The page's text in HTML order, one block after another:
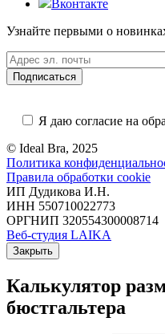
Вконтакте
Узнайте первыми о
Я даю согласие на
© Ideal Bra, 2025
Политика
Правила обработки cookie
ИП Дудикова И.Н.
ИНН 550710022773
ОРГНИП 320554300008714
Веб-студия LAIKA
Закрыть
Калькулятор
бюстгальтера